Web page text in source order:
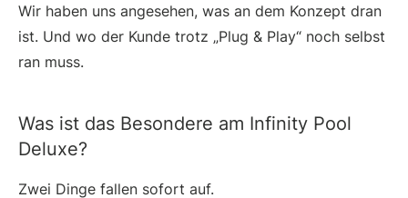
Wir haben uns angesehen, was an dem Konzept dran
ist. Und wo der Kunde trotz „Plug & Play“ noch selbst
ran muss.
Was ist das Besondere am Infinity Pool
Deluxe?
Zwei Dinge fallen sofort auf.